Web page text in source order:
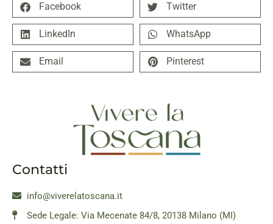
Facebook Twitter
LinkedIn WhatsApp
Email Pinterest
Contatti
info@viverelatoscana.it
Sede Legale: Via Mecenate 84/8, 20138 Milano (MI)